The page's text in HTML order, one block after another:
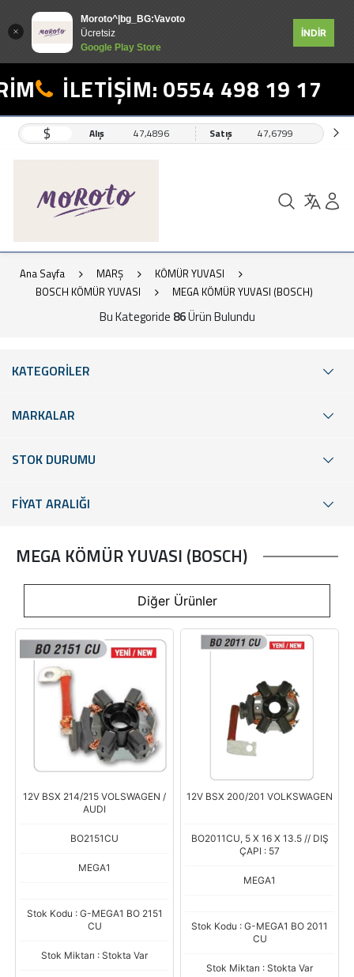
Moroto^|bg_BG:Vavoto
Ücretsiz
Google Play Store
İNDİR
İLETİŞİM: 0554 498 19 17
$ Alış 47,4896 Satış 47,6799
Ana Sayfa MARŞ
KÖMÜR YUVASI
BOSCH KÖMÜR YUVASI
MEGA KÖMÜR YUVASI (BOSCH)
Bu Kategoride 86Ürün Bulundu
KATEGORİLER
MARKALAR
STOK DURUMU
FİYAT ARALIĞI
MEGA KÖMÜR YUVASI (BOSCH)
Diğer Ürünler
12V BSX 214/215 VOLSWAGEN /
AUDI
BO2151CU
MEGA1
Stok Kodu : G-MEGA1 BO 2151
CU
Stok Miktarı : Stokta Var
12V BSX 200/201 VOLKSWAGEN
BO2011CU, 5 X 16 X 13.5 // DIŞ
ÇAPI : 57
MEGA1
Stok Kodu : G-MEGA1 BO 2011
CU
Stok Miktarı : Stokta Var